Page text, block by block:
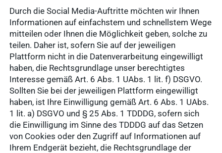
Häufige
Suchanfragen
Durch die Social Media-Auftritte möchten wir Ihnen
Informationen auf einfachstem und schnellstem Wege
mitteilen oder Ihnen die Möglichkeit geben, solche zu
teilen. Daher ist, sofern Sie auf der jeweiligen
Plattform nicht in die Datenverarbeitung eingewilligt
haben, die Rechtsgrundlage unser berechtigtes
Interesse gemäß Art. 6 Abs. 1 UAbs. 1 lit. f) DSGVO.
Sollten Sie bei der jeweiligen Plattform eingewilligt
haben, ist Ihre Einwilligung gemäß Art. 6 Abs. 1 UAbs.
1 lit. a) DSGVO und § 25 Abs. 1 TDDDG, sofern sich
die Einwilligung im Sinne des TDDDG auf das Setzen
von Cookies oder den Zugriff auf Informationen auf
Ihrem Endgerät bezieht, die Rechtsgrundlage der